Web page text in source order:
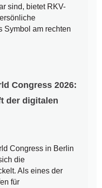
sind, bietet RKV-
Symbol am rechten
Congress 2026:
der digitalen
Congress in Berlin
die
Als eines der
für